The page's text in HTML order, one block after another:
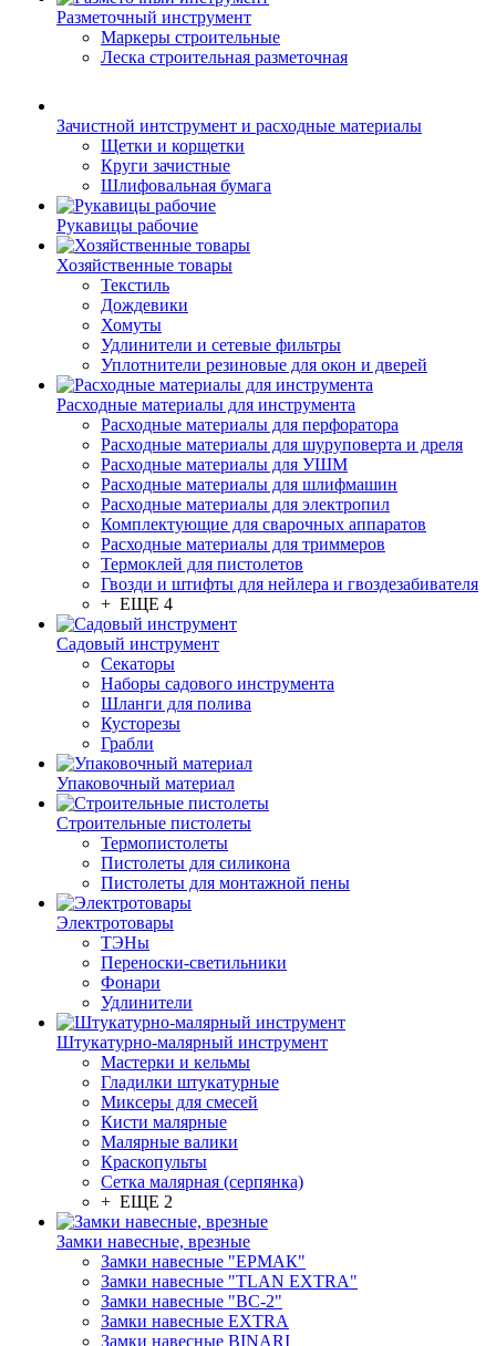
Разметочный инструмент
Маркеры строительные
Леска строительная разметочная
Зачистной интструмент и расходные материалы
Щетки и корщетки
Круги зачистные
Шлифовальная бумага
Рукавицы рабочие
Хозяйственные товары
Текстиль
Дождевики
Хомуты
Удлинители и сетевые фильтры
Уплотнители резиновые для окон и дверей
Расходные материалы для инструмента
Расходные материалы для перфоратора
Расходные материалы для шуруповерта и дреля
Расходные материалы для УШМ
Расходные материалы для шлифмашин
Расходные материалы для электропил
Комплектующие для сварочных аппаратов
Расходные материалы для триммеров
Термоклей для пистолетов
Гвозди и штифты для нейлера и гвоздезабивателя
+ ЕЩЕ 4
Садовый инструмент
Секаторы
Наборы садового инструмента
Шланги для полива
Кусторезы
Грабли
Упаковочный материал
Строительные пистолеты
Термопистолеты
Пистолеты для силикона
Пистолеты для монтажной пены
Электротовары
ТЭНы
Переноски-светильники
Фонари
Удлинители
Штукатурно-малярный инструмент
Мастерки и кельмы
Гладилки штукатурные
Миксеры для смесей
Кисти малярные
Малярные валики
Краскопульты
Сетка малярная (серпянка)
+ ЕЩЕ 2
Замки навесные, врезные
Замки навесные "ЕРМАК"
Замки навесные "TLAN EXTRA"
Замки навесные "ВС-2"
Замки навесные EXTRA
Замки навесные BINARI